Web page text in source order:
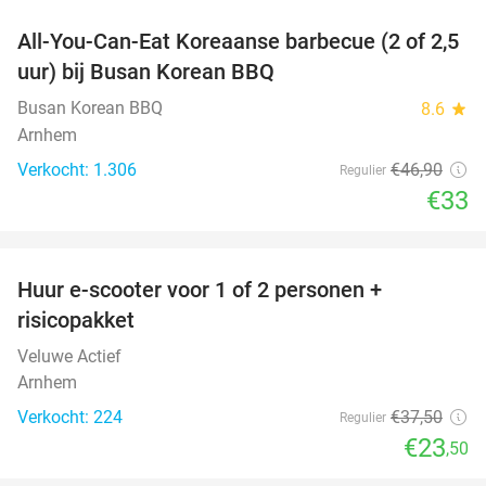
30%
All-You-Can-Eat Koreaanse barbecue (2 of 2,5
uur) bij Busan Korean BBQ
Busan Korean BBQ 8.6 star
Arnhem
Verkocht: 1.306
Regulier €46,90
€33
Huur e-scooter voor 1 of 2 personen +
risicopakket
Veluwe Actief
Arnhem
Verkocht: 224
Regulier €37,50
€23,50